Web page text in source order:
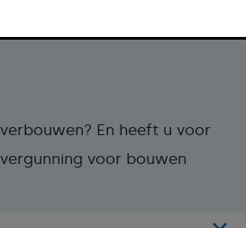
En heeft u voor
voor bouwen